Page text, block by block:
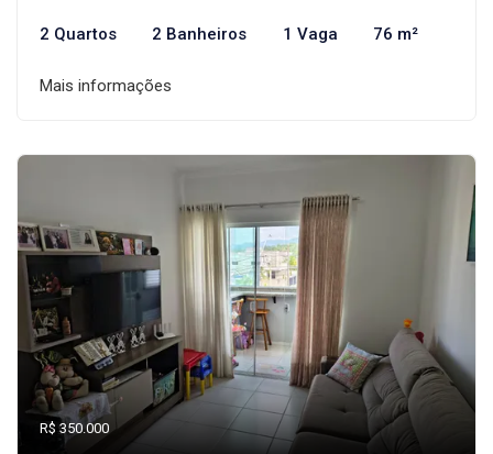
2 Quartos 2 Banheiros 1 Vaga 76 m²
Mais informações
R$ 350.000